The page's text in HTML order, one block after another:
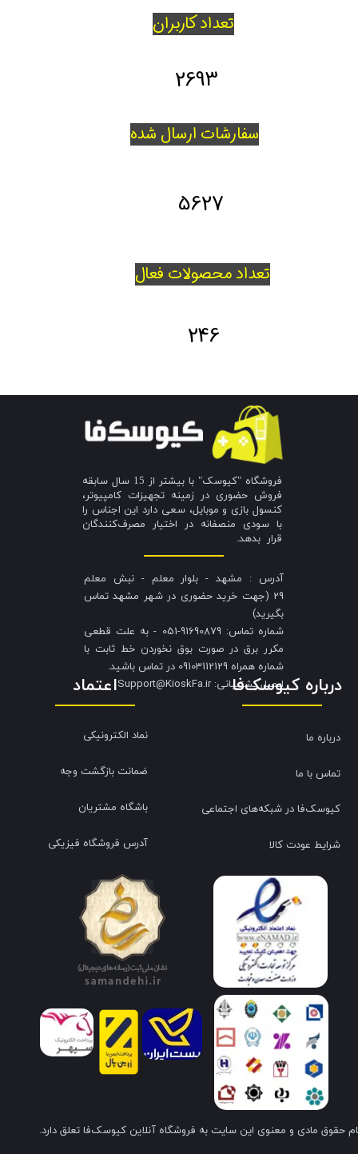
تعداد کاربران
سفارشات ارسال شده
5627
تعداد محصولات فعال
2693
246
فروشگاه "کیوسک" با بیشتر از 15 سال سابقه
فروش حضوری در زمینه تجهیزات کامپیوتر،
کنسول بازی و موبایل، سعی دارد این اجناس را
با سودی منصفانه در اختیار مصرف‌کنندگان
قرار بدهد.
آدرس : مشهد - بلوار معلم - نبش معلم
29 (جهت خرید حضوری در شهر مشهد تماس
بگیرید)
شماره تماس: 91690879-051 - به علت قطعی
مکرر برق در صورت بوق نخوردن خط ثابت با
شماره همراه 09103112129 در تماس باشید.
​​​​​​​ایمیل پشتیبانی: Support@KioskFa.ir
حقوق مادی و معنوی این سایت به فروشگاه آنلاین کیوسک‌فا تعلق دارد.
اعتماد
نماد الکترونیکی
ضمانت بازگشت وجه
باشگاه مشتریان
آدرس فروشگاه فیزیکی
درباره کیوسک‌فا
درباره ما
تماس با ما
کیوسک‌فا در شبکه‌های اجتماعی
شرایط عودت کالا